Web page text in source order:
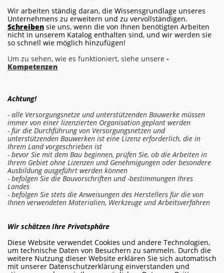
In die Kostenschätzung einloggen
Arbeit bestellen
Wir arbeiten ständig daran, die Wissensgrundlage unseres
Unternehmens zu erweitern und zu vervollständigen.
Schreiben sie uns, wenn die von Ihnen benötigten Arbeiten
nicht in unserem Katalog enthalten sind, und wir werden sie
so schnell wie möglich hinzufügen!
Um zu sehen, wie es funktioniert, siehe unsere -
Kompetenzen
Achtung!
- alle Versorgungsnetze und unterstützenden Bauwerke müssen
immer von einer lizenzierten Organisation geplant werden
- für die Durchführung von Versorgungsnetzen und
unterstützenden Bauwerken ist eine Lizenz erforderlich, die in
Ihrem Land vorgeschrieben ist
- bevor Sie mit dem Bau beginnen, prüfen Sie, ob die Arbeiten in
Ihrem Gebiet ohne Lizenzen und Genehmigungen oder besondere
Ausbildung ausgeführt werden können
- befolgen Sie die Bauvorschriften und -bestimmungen Ihres
Landes
- befolgen Sie stets die Anweisungen des Herstellers für die von
Ihnen verwendeten Materialien, Werkzeuge und Arbeitsverfahren
Wir schätzen Ihre Privatsphäre
Diese Website verwendet Cookies und andere Technologien,
um technische Daten von Besuchern zu sammeln. Durch die
weitere Nutzung dieser Website erklären Sie sich automatisch
mit unserer Datenschutzerklärung einverstanden und